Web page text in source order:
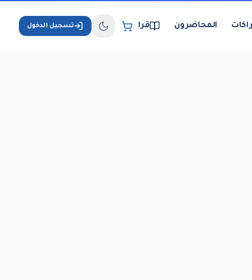
المحاضرون قراءة الكتب الإلكترونيةتسجيل الدخول